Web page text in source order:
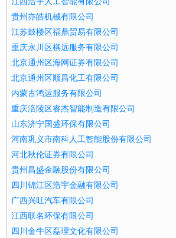
贵州亦皓机械有限公司
江苏鼓楼区福鼎贸易有限公司
重庆永川区棋远服务有限公司
北京通州区海网证券有限公司
北京通州区顺昌化工有限公司
内蒙古鸿运服务有限公司
重庆涪陵区睿杰智能制造有限公司
山东济宁国盛环保有限公司
河南巩义市南科人工智能股份有限公司
河北秋伦证券有限公司
贵州昌盛金融股份有限公司
四川锦江区浩宇金融有限公司
广西兴旺汽车有限公司
江西联名环保有限公司
四川金牛区磊理文化有限公司